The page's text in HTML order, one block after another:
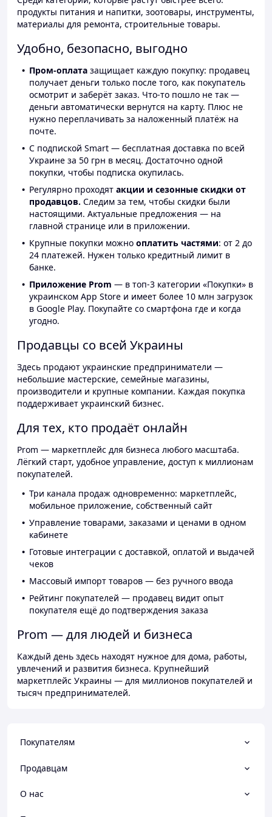
продукты питания и напитки, зоотовары, инструменты,
материалы для ремонта, строительные товары.
Удобно, безопасно, выгодно
Пром-оплата защищает каждую покупку: продавец
получает деньги только после того, как покупатель
осмотрит и заберёт заказ. Что-то пошло не так —
деньги автоматически вернутся на карту. Плюс не
нужно переплачивать за наложенный платёж на
почте.
С подпиской Smart — бесплатная доставка по всей
Украине за 50 грн в месяц. Достаточно одной
покупки, чтобы подписка окупилась.
Регулярно проходят акции и сезонные скидки от
продавцов. Следим за тем, чтобы скидки были
настоящими. Актуальные предложения — на
главной странице или в приложении.
Крупные покупки можно оплатить частями: от 2 до
24 платежей. Нужен только кредитный лимит в
банке.
Приложение Prom — в топ-3 категории «Покупки» в
украинском App Store и имеет более 10 млн загрузок
в Google Play. Покупайте со смартфона где и когда
угодно.
Продавцы со всей Украины
Здесь продают украинские предприниматели —
небольшие мастерские, семейные магазины,
производители и крупные компании. Каждая покупка
поддерживает украинский бизнес.
Для тех, кто продаёт онлайн
Prom — маркетплейс для бизнеса любого масштаба.
Лёгкий старт, удобное управление, доступ к миллионам
покупателей.
Три канала продаж одновременно: маркетплейс,
мобильное приложение, собственный сайт
Управление товарами, заказами и ценами в одном
кабинете
Готовые интеграции с доставкой, оплатой и выдачей
чеков
Массовый импорт товаров — без ручного ввода
Рейтинг покупателей — продавец видит опыт
покупателя ещё до подтверждения заказа
Prom — для людей и бизнеса
Каждый день здесь находят нужное для дома, работы,
увлечений и развития бизнеса. Крупнейший
маркетплейс Украины — для миллионов покупателей и
тысяч предпринимателей.
Покупателям
Продавцам
О нас